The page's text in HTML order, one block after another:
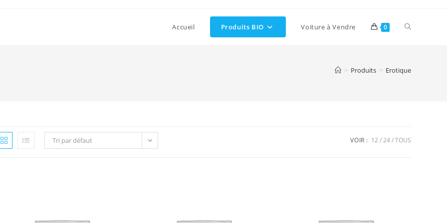
Accueil Produits BIO Voiture à Vendre 0 Toggle
> Produits > Erotique
Tri par défaut VOIR : 12 24 TOUS